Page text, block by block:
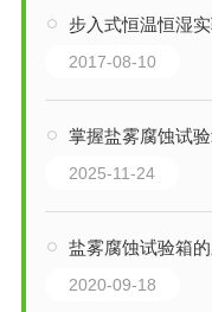
步入式恒温恒湿
2017-08-10
掌握盐雾腐蚀试验箱正
2025-11-24
盐雾腐蚀试验箱
2020-09-18